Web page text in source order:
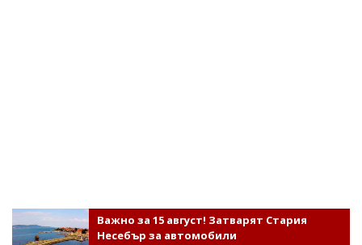
Важно за 15 август! Затварят Стария
Несебър за автомобили